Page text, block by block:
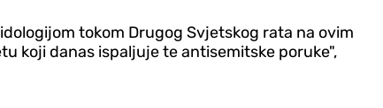
tokom Drugog Svjetskog rata na ovim
koji danas ispaljuje te antisemitske poruke",